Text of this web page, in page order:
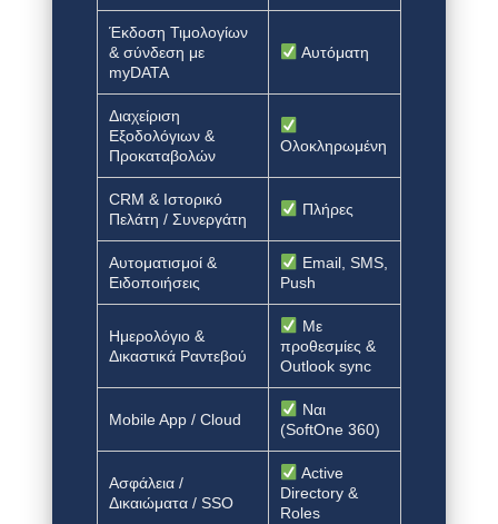
Έκδοση Τιμολογίων
& σύνδεση με
myDATA
Αυτόματη
Διαχείριση
Εξοδολόγιων &
Προκαταβολών
Ολοκληρωμένη
CRM & Ιστορικό
Πελάτη / Συνεργάτη
Πλήρες
Αυτοματισμοί &
Ειδοποιήσεις
Email, SMS,
Push
Ημερολόγιο &
Δικαστικά Ραντεβού
Με
προθεσμίες &
Outlook sync
Mobile App / Cloud
Ναι
(SoftOne 360)
Ασφάλεια /
Δικαιώματα / SSO
Active
Directory &
Roles